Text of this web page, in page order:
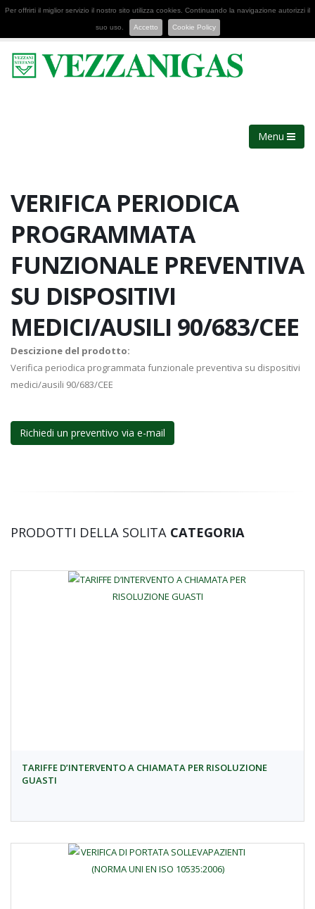
Per offrirti il miglior servizio il nostro sito utilizza cookies. Continuando la navigazione autorizzi il
suo uso. Accetto Cookie Policy
Menu
VERIFICA PERIODICA
PROGRAMMATA
FUNZIONALE PREVENTIVA
SU DISPOSITIVI
MEDICI/AUSILI 90/683/CEE
Descizione del prodotto:
Verifica periodica programmata funzionale preventiva su dispositivi
medici/ausili 90/683/CEE
Richiedi un preventivo via e-mail
PRODOTTI DELLA SOLITA CATEGORIA
TARIFFE D’INTERVENTO A CHIAMATA PER RISOLUZIONE
GUASTI